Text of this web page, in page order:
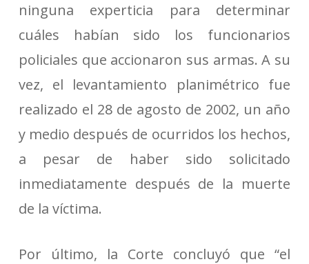
ninguna experticia para determinar
cuáles habían sido los funcionarios
policiales que accionaron sus armas. A su
vez, el levantamiento planimétrico fue
realizado el 28 de agosto de 2002, un año
y medio después de ocurridos los hechos,
a pesar de haber sido solicitado
inmediatamente después de la muerte
de la víctima.
Por último, la Corte concluyó que “el